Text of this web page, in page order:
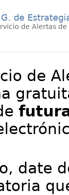
de
de Alertas
de
date